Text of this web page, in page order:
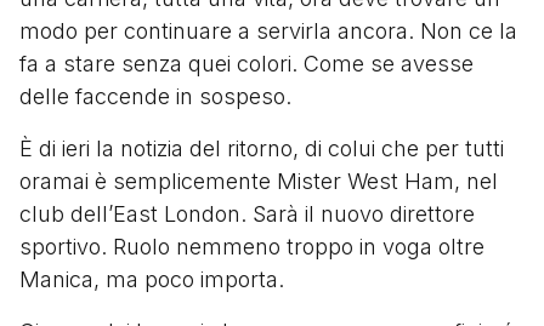
modo per continuare a servirla ancora. Non ce la
fa a stare senza quei colori. Come se avesse
delle faccende in sospeso.
È di ieri la notizia del ritorno, di colui che per tutti
oramai è semplicemente Mister West Ham, nel
club dell’East London. Sarà il nuovo direttore
sportivo. Ruolo nemmeno troppo in voga oltre
Manica, ma poco importa.